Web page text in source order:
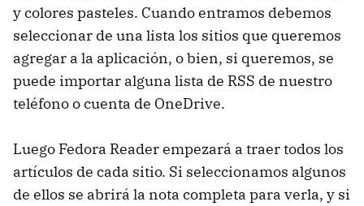
y colores pasteles. Cuando entramos debemos
seleccionar de una lista los sitios que queremos
agregar a la aplicación, o bien, si queremos, se
puede importar alguna lista de RSS de nuestro
teléfono o cuenta de OneDrive.
Luego Fedora Reader empezará a traer todos los
artículos de cada sitio. Si seleccionamos algunos
de ellos se abrirá la nota completa para verla, y si